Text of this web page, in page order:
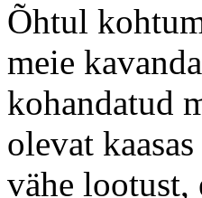
Õhtul
meie
kohandatud
olevat
vähe lootust,